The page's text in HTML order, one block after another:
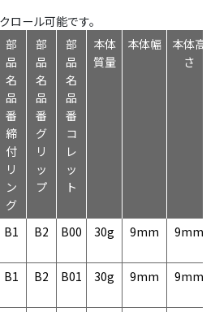
ール可能です。
部
品
名
品
番
締
付
リ
ン
グ
部
品
名
品
番
グ
リ
ッ
プ
部
品
名
品
番
コ
レ
ッ
ト
本体
質量
本体幅
本体高
さ
B1 B2 B00 30g 9mm 9mm
B1 B2 B01 30g 9mm 9mm